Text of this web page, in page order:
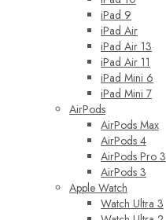
iPad 9
iPad Air
iPad Air 13
iPad Air 11
iPad Mini 6
iPad Mini 7
AirPods
AirPods Max
AirPods 4
AirPods Pro 3
AirPods 3
Apple Watch
Watch Ultra 3